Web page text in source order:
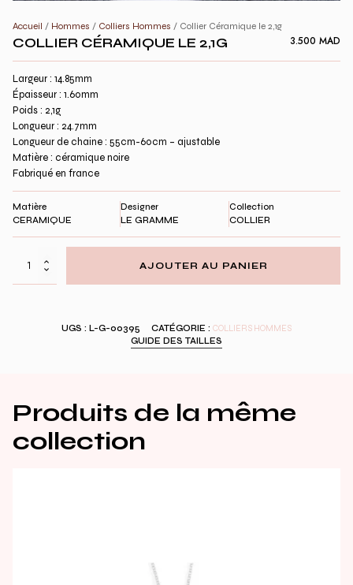
Accueil / Hommes / Colliers Hommes / Collier Céramique le 2,1g
COLLIER CÉRAMIQUE LE 2,1G 3.500 MAD
Largeur : 14.85mm
Épaisseur : 1.60mm
Poids : 2,1g
Longueur : 24.7mm
Longueur de chaine : 55cm-60cm – ajustable
Matière : céramique noire
Fabriqué en france
Matière
CERAMIQUE
Designer
LE GRAMME
Collection
COLLIER
quantité
AJOUTER AU PANIER
UGS : L-G-00395 CATÉGORIE : COLLIERS HOMMES
GUIDE DES TAILLES
Produits de la même
collection